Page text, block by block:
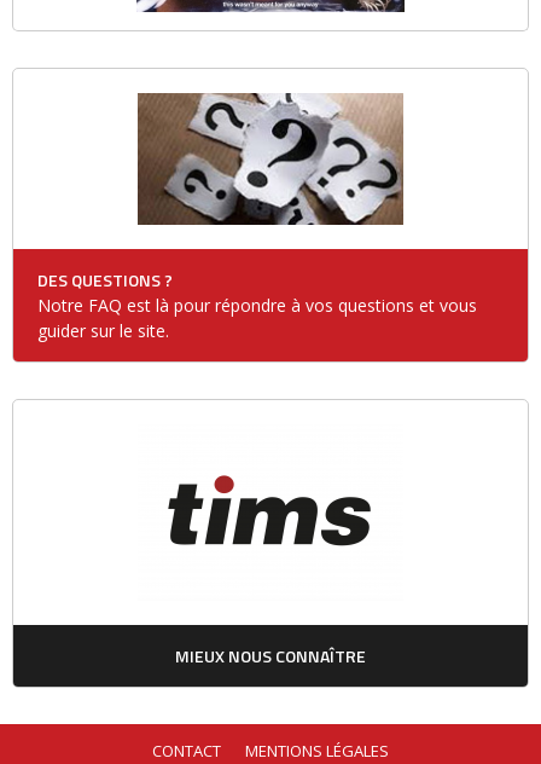
DES QUESTIONS ?
Notre FAQ est là pour répondre à vos questions et vous
guider sur le site.
MIEUX NOUS CONNAÎTRE
CONTACT MENTIONS LÉGALES